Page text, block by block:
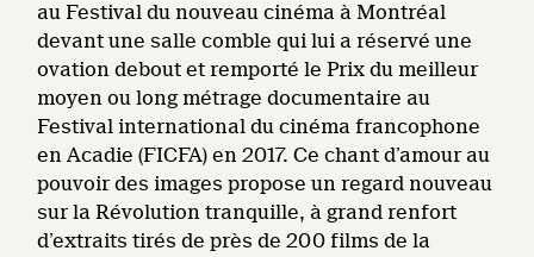
au Festival du nouveau cinéma à Montréal
devant une salle comble qui lui a réservé une
ovation debout et remporté le Prix du meilleur
moyen ou long métrage documentaire au
Festival international du cinéma francophone
en Acadie (FICFA) en 2017. Ce chant d’amour au
pouvoir des images propose un regard nouveau
sur la Révolution tranquille, à grand renfort
d’extraits tirés de près de 200 films de la